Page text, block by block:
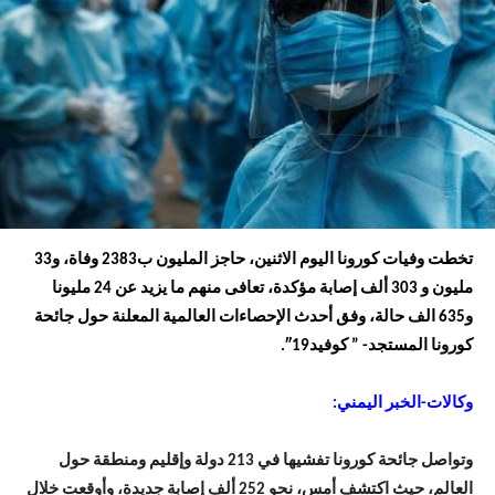
تخطت وفيات كورونا اليوم الاثنين، حاجز المليون ب2383 وفاة، و33
مليون و 303 ألف إصابة مؤكدة، تعافى منهم ما يزيد عن 24 مليونا
و635 الف حالة، وفق أحدث الإحصاءات العالمية المعلنة حول جائحة
كورونا المستجد- ” كوفيد19″.
وكالات-الخبر اليمني:
وتواصل جائحة كورونا تفشيها في 213 دولة وإقليم ومنطقة حول
العالم، حيث اكتشف أمس، نحو 252 ألف إصابة جديدة، وأوقعت خلال